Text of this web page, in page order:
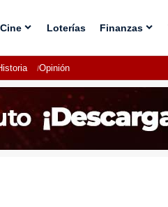
Cine Loterías Finanzas
Opinión